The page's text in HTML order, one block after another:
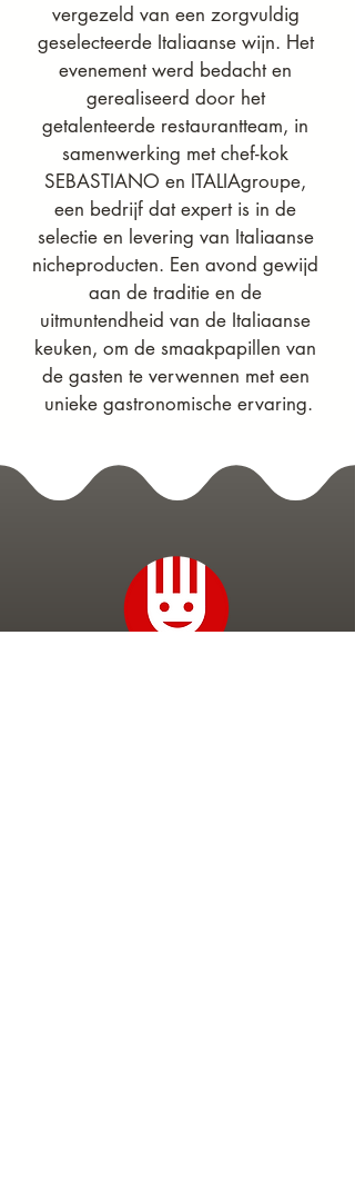
vergezeld van een zorgvuldig
geselecteerde Italiaanse wijn. Het
evenement werd bedacht en
gerealiseerd door het
getalenteerde restaurantteam, in
samenwerking met chef-kok
SEBASTIANO en ITALIAgroupe,
een bedrijf dat expert is in de
selectie en levering van Italiaanse
nicheproducten. Een avond gewijd
aan de traditie en de
uitmuntendheid van de Italiaanse
keuken, om de smaakpapillen van
de gasten te verwennen met een
unieke gastronomische ervaring.